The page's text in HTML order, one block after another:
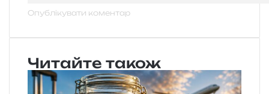
Читайте також